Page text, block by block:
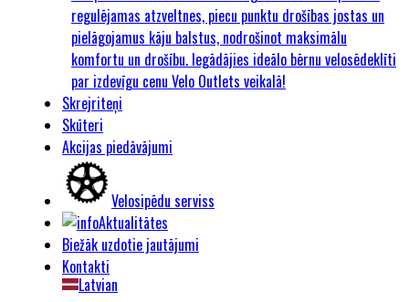
regulējamas atzveltnes, piecu punktu drošības jostas un
pielāgojamus kāju balstus, nodrošinot maksimālu
komfortu un drošību. Iegādājies ideālo bērnu velosēdeklīti
par izdevīgu cenu Velo Outlets veikalā!
Skrejriteņi
Skūteri
Akcijas piedāvājumi
Velosipēdu serviss
Aktualitātes
Biežāk uzdotie jautājumi
Kontakti
Latvian